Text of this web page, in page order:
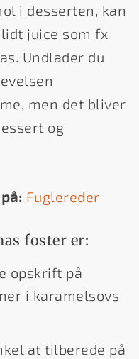
i desserten, kan
juice som fx
Undlader du
men det bliver
og
Fuglereder
foster er:
opskrift på
i karamelsovs
at tilberede på